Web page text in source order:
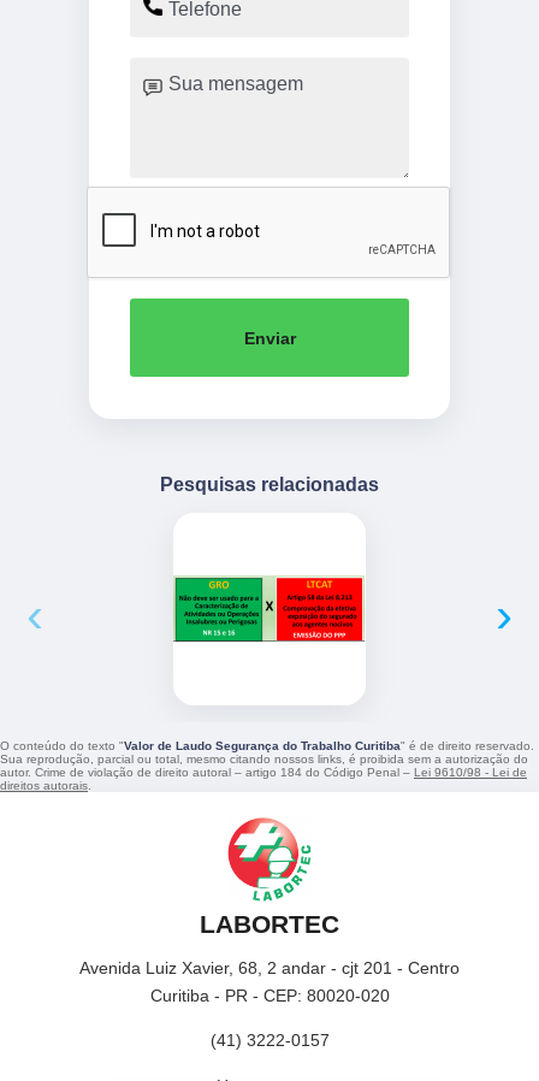
Enviar
Pesquisas relacionadas
‹ ›
O conteúdo do texto "Valor de Laudo Segurança do Trabalho Curitiba" é de direito reservado.
Sua reprodução, parcial ou total, mesmo citando nossos links, é proibida sem a autorização do
autor. Crime de violação de direito autoral – artigo 184 do Código Penal – Lei 9610/98 - Lei de
direitos autorais
LABORTEC
Avenida Luiz Xavier, 68, 2 andar - cjt 201 - Centro
Curitiba - PR - CEP: 80020-020
(41) 3222-0157